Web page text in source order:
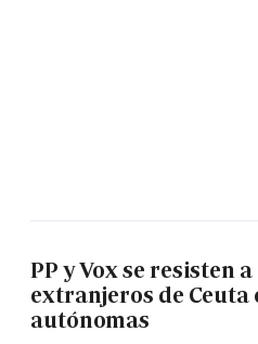
PP y Vox se resisten
extranjeros de Ceuta
autónomas